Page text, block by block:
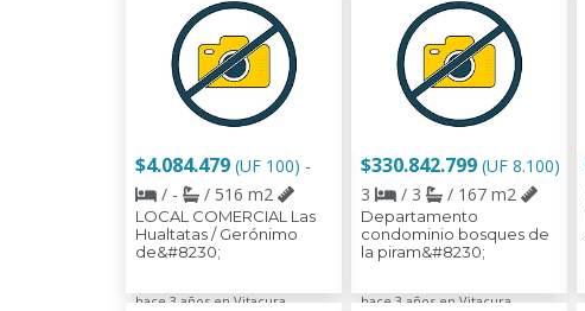
$4.084.479 (UF 100) -
/ -
/ 516 m2
LOCAL COMERCIAL Las
Hualtatas / Gerónimo
de&#8230;
hace 3 años en Vitacura
$330.842.799 (UF 8.100)
3
/ 3 / 167 m2
Departamento
condominio bosques de
la piram&#8230;
hace 3 años en Vitacura